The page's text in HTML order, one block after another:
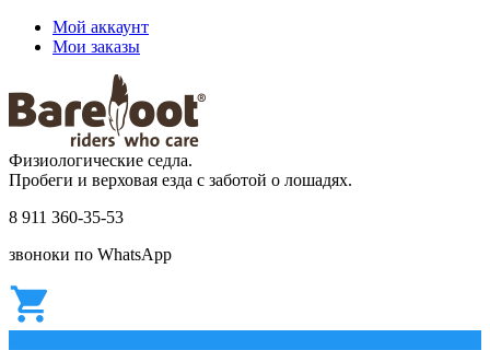
Мой аккаунт
Мои заказы
Физиологические седла.
Пробеги и верховая езда с заботой о лошадях.
8 911 360-35-53
звоноки по WhatsApp